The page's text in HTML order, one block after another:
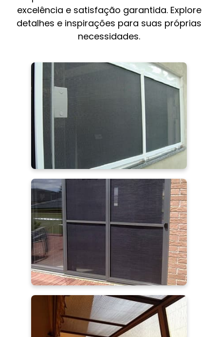
excelência e satisfação garantida. Explore
detalhes e inspirações para suas próprias
necessidades.